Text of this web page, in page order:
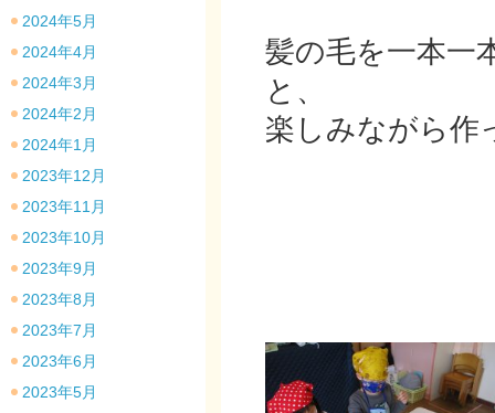
髪の毛を一本一
と、
楽しみながら
2024年5月
2024年4月
2024年3月
2024年2月
2024年1月
2023年12月
2023年11月
2023年10月
2023年9月
2023年8月
2023年7月
2023年6月
2023年5月